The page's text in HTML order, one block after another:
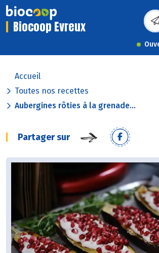
Biocoop Evreux
Accueil
Toutes nos recettes
Aubergines rôties à la grenade...
Partager sur